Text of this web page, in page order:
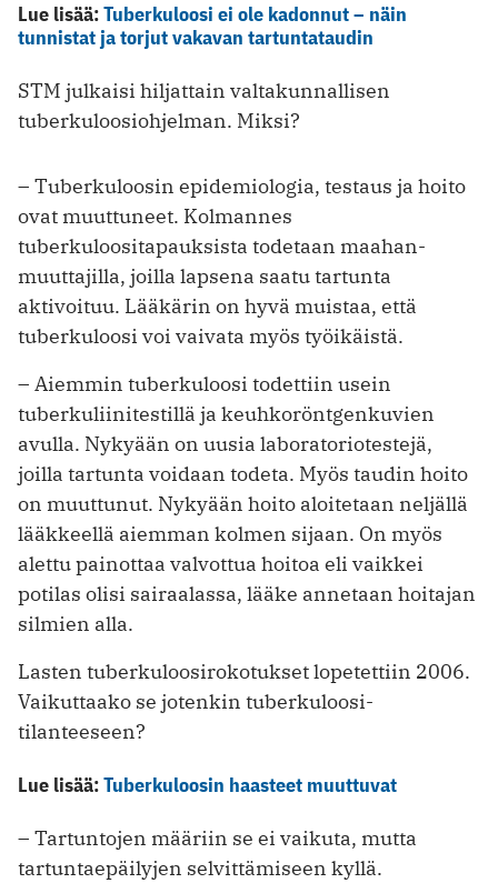
Lue lisää:Tuberkuloosi ei ole kadonnut – näin
tunnistat ja torjut vakavan tartuntataudin
STM julkaisi hiljattain valtakunnallisen
tuberkuloosiohjelman. Miksi?
– Tuberkuloosin epidemiologia, testaus ja hoito
ovat muuttuneet. Kolmannes
tuberkuloositapauksista todetaan ­maahan­
muuttajilla, joilla lapsena saatu tartunta
aktivoituu. Lääkärin on hyvä muistaa, että
tuberkuloosi voi vaivata myös työikäistä.
– Aiemmin tuberkuloosi todettiin usein
tuberkuliinitestillä ja keuhkoröntgen­kuvien
avulla. Nykyään on uusia laboratoriotestejä,
joilla tartunta voidaan todeta. Myös taudin hoito
on muuttunut. Nykyään hoito aloitetaan neljällä
lääkkeellä ­aiemman kolmen sijaan. On myös
alettu painottaa valvottua hoitoa eli vaikkei
potilas olisi sairaalassa, lääke annetaan hoitajan
silmien alla.
Lasten tuberkuloosirokotukset lopetettiin 2006.
Vaikuttaako se jotenkin tuberkuloosi­
tilanteeseen?
Lue lisää:Tuberkuloosin haasteet muuttuvat
– Tartuntojen määriin se ei vaikuta, mutta
tartuntaepäilyjen selvittämiseen kyllä.